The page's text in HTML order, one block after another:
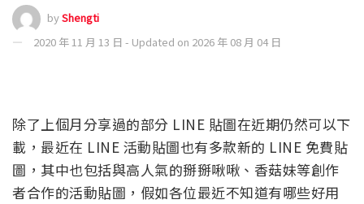
byShengti
2020 年 11 月 13 日 - Updated on 2026 年 08 月 04 日
除了上個月分享過的部分 LINE 貼圖在近期仍然可以下
載，最近在 LINE 活動貼圖也有多款新的 LINE 免費貼
圖，其中也包括與高人氣的掰掰啾啾、香菇妹等創作
者合作的活動貼圖，假如各位最近不知道有哪些好用